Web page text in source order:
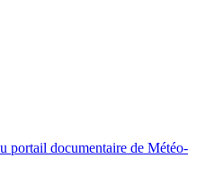
portail documentaire de Météo-